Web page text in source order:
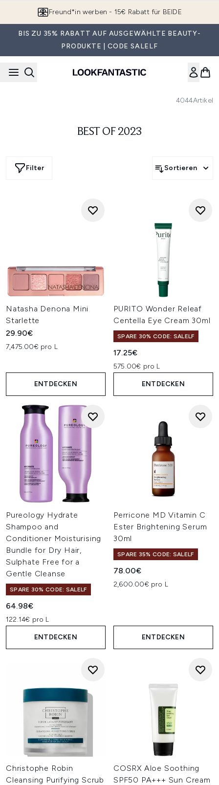
Freund*in werben - 15€ Rabatt für BEIDE
BIS ZU 35% RABATT AUF AUSGEWÄHLTE BEAUTY-
PRODUKTE | CODE SALELF
4044Artikel
BEST OF 2023
Filter Sortieren
Natasha Denona Mini
Starlette
29.90€
7,475.00€ pro L
ENTDECKEN
PURITO Wonder Releaf
Centella Eye Cream 30ml
SPARE 30% CODE: SALELF
17.25€
575.00€ pro L
ENTDECKEN
Pureology Hydrate
Shampoo and
Conditioner Moisturising
Bundle for Dry Hair,
Sulphate Free for a
Gentle Cleanse
SPARE 30% CODE: SALELF
64.98€
122.14€ pro L
ENTDECKEN
Perricone MD Vitamin C
Ester Brightening Serum
30ml
SPARE 35% CODE: SALELF
78.00€
2,600.00€ pro L
ENTDECKEN
Christophe Robin
Cleansing Purifying Scrub
COSRX Aloe Soothing
SPF50 PA+++ Sun Cream